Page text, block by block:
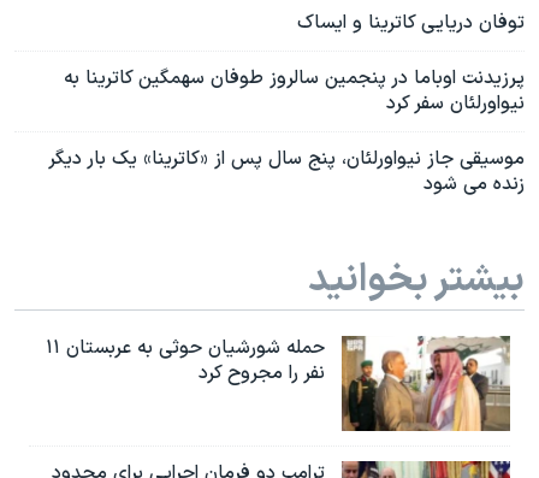
توفان دریایی کاترینا و ایساک
پرزيدنت اوباما در پنجمین سالروز طوفان سهمگین کاترینا به
نیواورلئان سفر کرد
موسیقی جاز نیواورلئان، پنج سال پس از «کاترینا» یک بار دیگر
زنده می شود
بیشتر بخوانید
حمله شورشیان حوثی به عربستان ۱۱
نفر را مجروح کرد